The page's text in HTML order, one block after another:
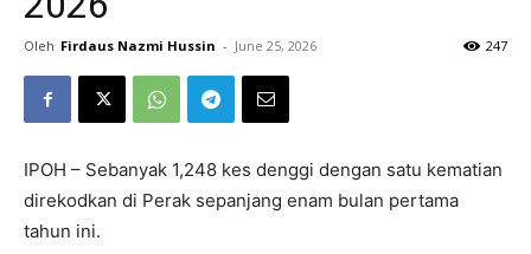
Oleh Firdaus Nazmi Hussin - June 25, 2026 247
IPOH – Sebanyak 1,248 kes denggi dengan satu kematian
direkodkan di Perak sepanjang enam bulan pertama
tahun ini.